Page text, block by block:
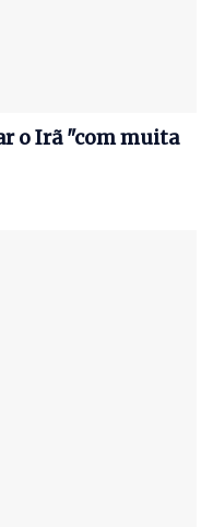
o Irã "com muita